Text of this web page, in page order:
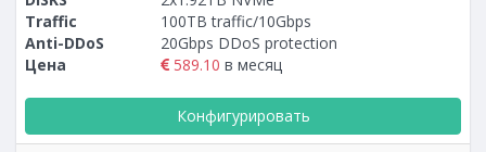
Traffic
100TB traffic/10Gbps
Anti-DDoS
20Gbps DDoS protection
Цена
589.10 в месяц
Конфигурировать